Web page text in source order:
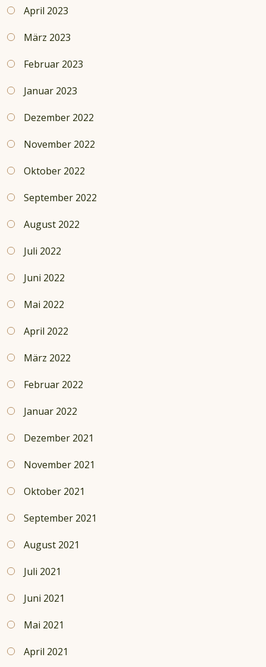
April 2023
März 2023
Februar 2023
Januar 2023
Dezember 2022
November 2022
Oktober 2022
September 2022
August 2022
Juli 2022
Juni 2022
Mai 2022
April 2022
März 2022
Februar 2022
Januar 2022
Dezember 2021
November 2021
Oktober 2021
September 2021
August 2021
Juli 2021
Juni 2021
Mai 2021
April 2021